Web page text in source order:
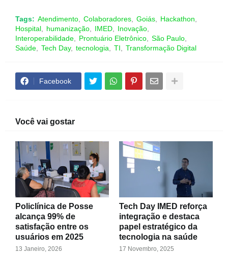
Tags: Atendimento Colaboradores Goiás
Hackathon
Hospital
humanização IMED
Inovação
Interoperabilidade
Prontuário Eletrônico
São Paulo
Saúde
Tech Day tecnologia TI Transformação Digital
Facebook
Você vai gostar
Policlínica de Posse
alcança 99% de
satisfação entre os
usuários em 2025
13 Janeiro, 2026
Tech Day IMED reforça
integração e destaca
papel estratégico da
tecnologia na saúde
17 Novembro, 2025